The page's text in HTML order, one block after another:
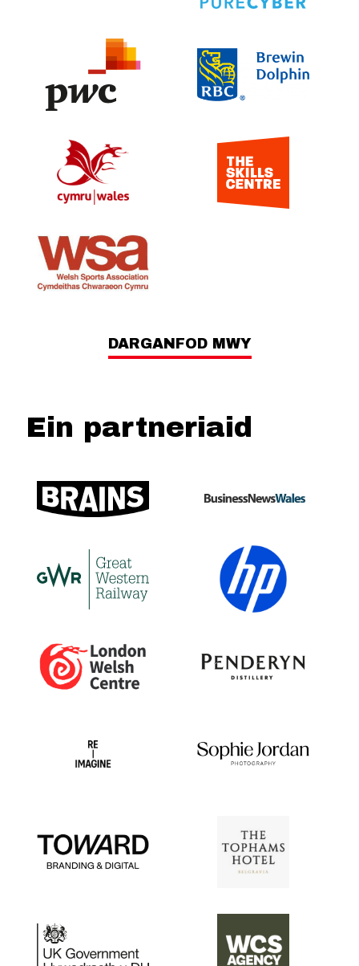
DARGANFOD MWY
Ein partneriaid